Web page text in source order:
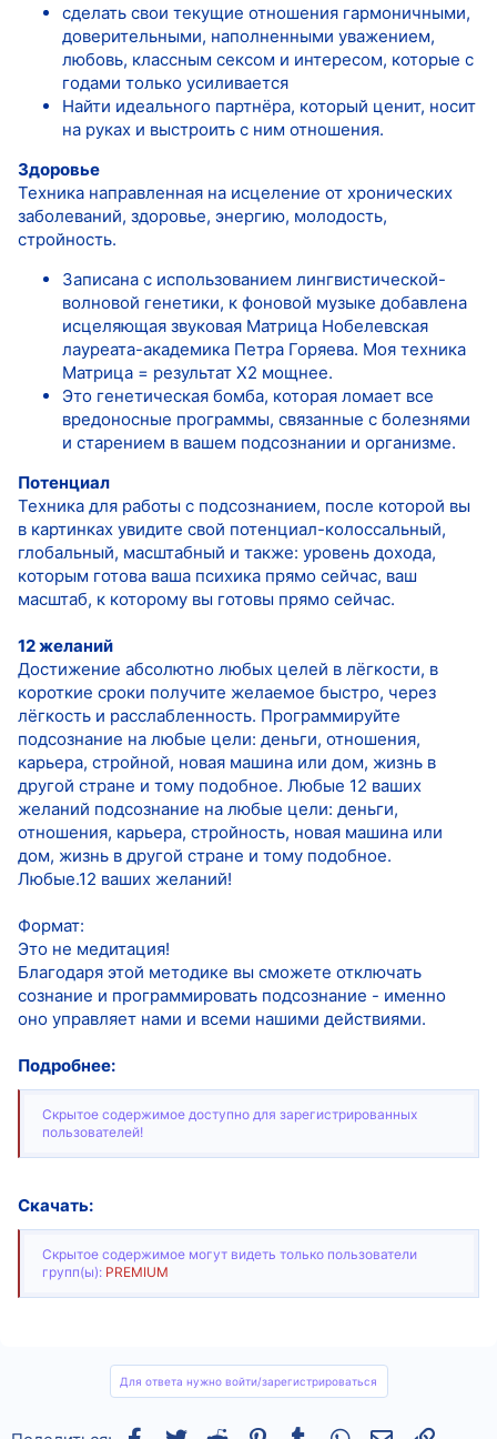
сделать свои текущие отношения гармоничными,
доверительными, наполненными уважением,
любовь, классным сексом и интересом, которые с
годами только усиливается
Найти идеального партнёра, который ценит, носит
на руках и выстроить с ним отношения.
Здоровье
Техника направленная на исцеление от хронических
заболеваний, здоровье, энергию, молодость,
стройность.
Записана с использованием лингвистической-
волновой генетики, к фоновой музыке добавлена
исцеляющая звуковая Матрица Нобелевская
лауреата-академика Петра Горяева. Моя техника
Матрица = результат Х2 мощнее.
Это генетическая бомба, которая ломает все
вредоносные программы, связанные с болезнями
и старением в вашем подсознании и организме.
Потенциал
Техника для работы с подсознанием, после которой вы
в картинках увидите свой потенциал-колоссальный,
глобальный, масштабный и также: уровень дохода,
которым готова ваша психика прямо сейчас, ваш
масштаб, к которому вы готовы прямо сейчас.
12 желаний
Достижение абсолютно любых целей в лёгкости, в
короткие сроки получите желаемое быстро, через
лёгкость и расслабленность. Программируйте
подсознание на любые цели: деньги, отношения,
карьера, стройной, новая машина или дом, жизнь в
другой стране и тому подобное. Любые 12 ваших
желаний подсознание на любые цели: деньги,
отношения, карьера, стройность, новая машина или
дом, жизнь в другой стране и тому подобное.
Любые.12 ваших желаний!
Формат:
Это не медитация!
Благодаря этой методике вы сможете отключать
сознание и программировать подсознание - именно
оно управляет нами и всеми нашими действиями.
Подробнее:
Скрытое содержимое доступно для зарегистрированных
пользователей!
Скачать:
Скрытое содержимое могут видеть только пользователи
групп(ы): PREMIUM
Для ответа нужно войти/зарегистрироваться